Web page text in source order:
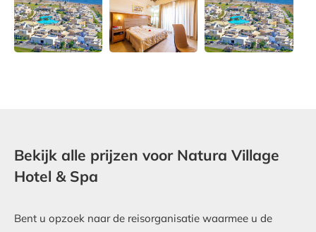
Bekijk alle prijzen voor Natura Village
Hotel & Spa
Bent u opzoek naar de reisorganisatie waarmee u de